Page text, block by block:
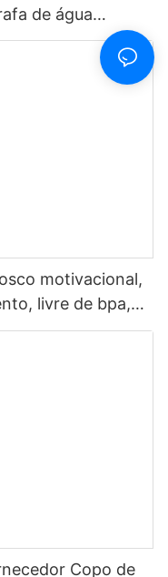
de água
motivacional,
livre de bpa,
fonte
Copo de